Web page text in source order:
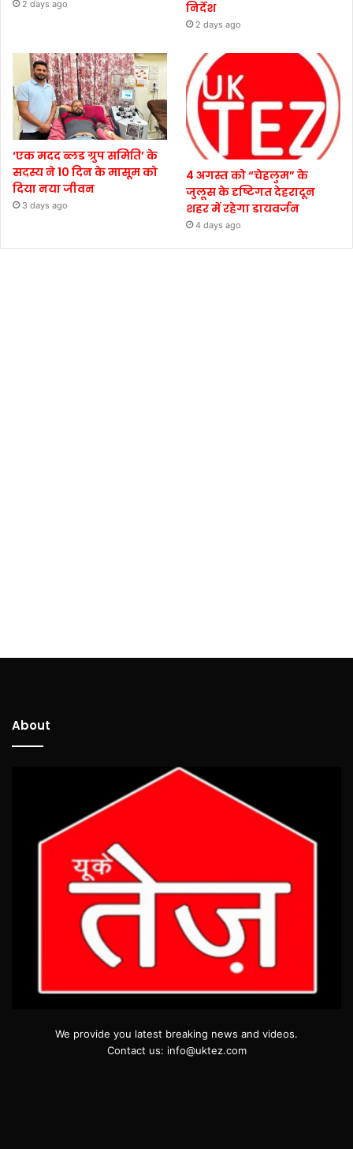
2 days ago निर्देश
2 days ago
‘एक मदद ब्लड ग्रुप समिति’ के
सदस्य ने 10 दिन के मासूम को
दिया नया जीवन
3 days ago
4 अगस्त को “चेहलुम” के
जुलूस के दृष्टिगत देहरादून
शहर में रहेगा डायवर्जन
4 days ago
About
We provide you latest breaking news and videos.
Contact us: info@uktez.com